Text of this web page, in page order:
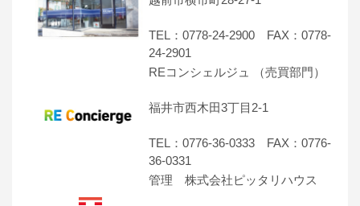
TEL：0778-24-2900 FAX：0778-
24-2901
REコンシェルジュ （売買部門）
福井市西木田3丁目2-1
TEL：0776-36-0333 FAX：0776-
36-0331
管理 株式会社ピッタリハウス